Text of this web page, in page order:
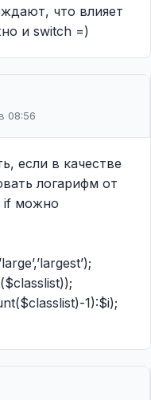
что влияет
и switch =)
08:56
если в качестве
логарифм от
if можно
1):$i);